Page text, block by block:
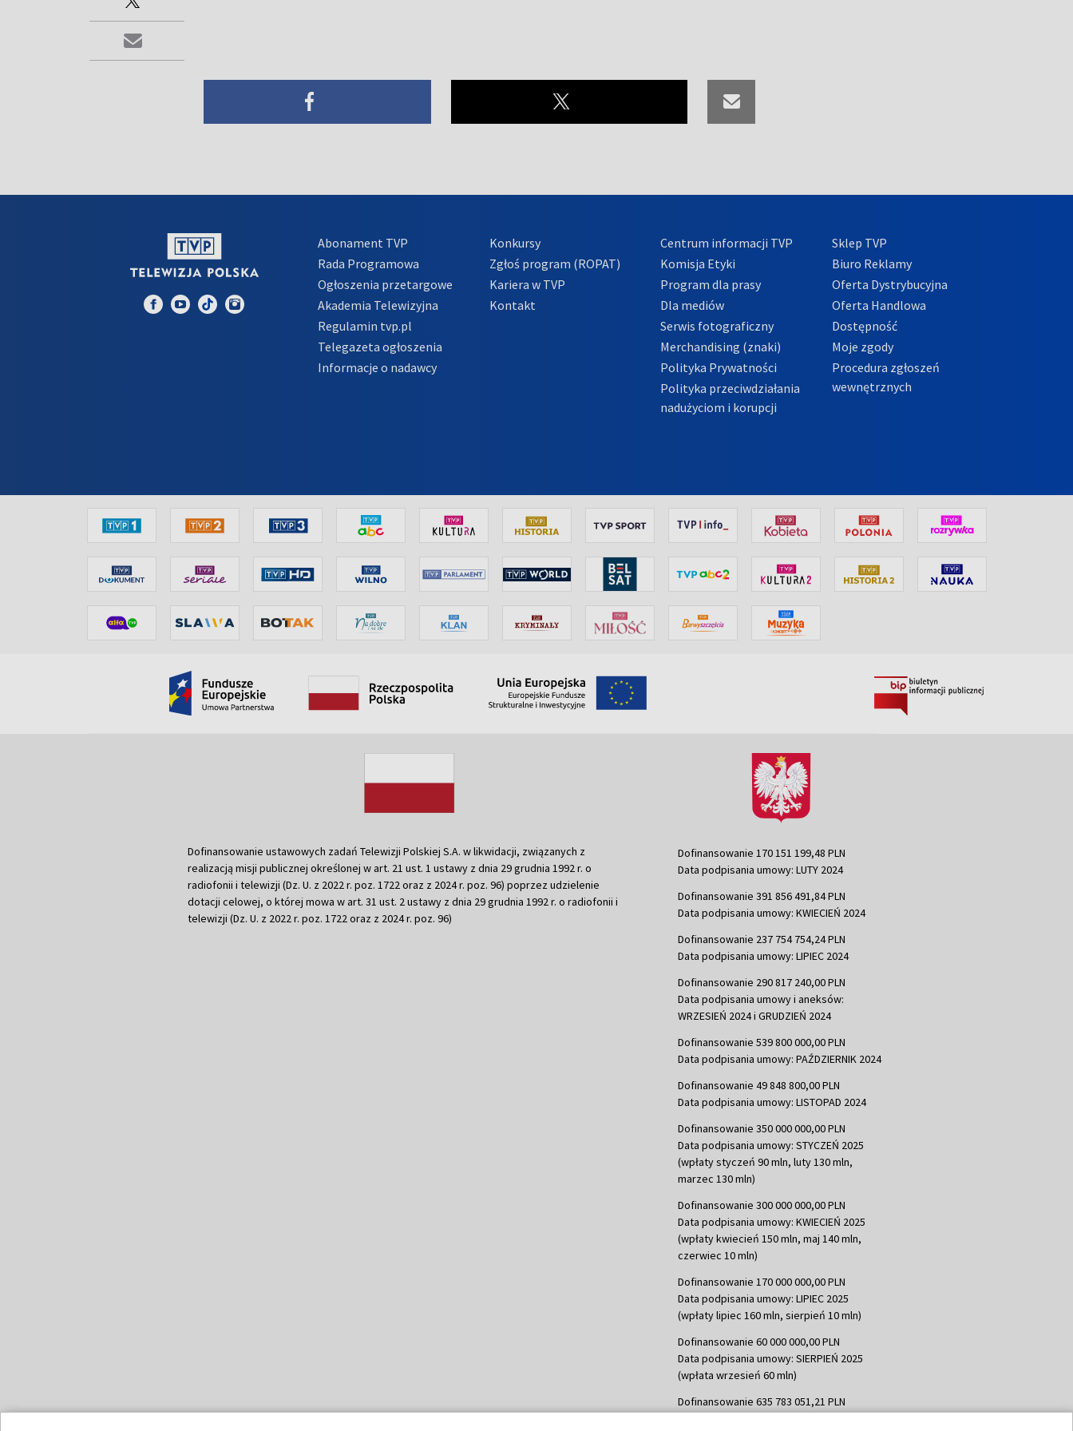
Abonament TVP
Rada Programowa
Ogłoszenia przetargowe
Akademia Telewizyjna
Regulamin tvp.pl
Telegazeta ogłoszenia
Informacje o nadawcy
Konkursy
Zgłoś program (ROPAT)
Kariera w TVP
Kontakt
Centrum informacji TVP
Komisja Etyki
Program dla prasy
Dla mediów
Serwis fotograficzny
Merchandising (znaki)
Polityka Prywatności
Polityka przeciwdziałania
nadużyciom i korupcji
Sklep TVP
Biuro Reklamy
Oferta Dystrybucyjna
Oferta Handlowa
Dostępność
Moje zgody
Procedura zgłoszeń
wewnętrznych
Dofinansowanie ustawowych zadań Telewizji Polskiej S.A. w likwidacji, związanych z
realizacją misji publicznej określonej w art. 21 ust. 1 ustawy z dnia 29 grudnia 1992 r. o
radiofonii i telewizji (Dz. U. z 2022 r. poz. 1722 oraz z 2024 r. poz. 96) poprzez udzielenie
dotacji celowej, o której mowa w art. 31 ust. 2 ustawy z dnia 29 grudnia 1992 r. o radiofonii i
telewizji (Dz. U. z 2022 r. poz. 1722 oraz z 2024 r. poz. 96)
Dofinansowanie 170 151 199,48 PLN
Data podpisania umowy: LUTY 2024
Dofinansowanie 391 856 491,84 PLN
Data podpisania umowy: KWIECIEŃ 2024
Dofinansowanie 237 754 754,24 PLN
Data podpisania umowy: LIPIEC 2024
Dofinansowanie 290 817 240,00 PLN
Data podpisania umowy i aneksów:
WRZESIEŃ 2024 i GRUDZIEŃ 2024
Dofinansowanie 539 800 000,00 PLN
Data podpisania umowy: PAŹDZIERNIK 2024
Dofinansowanie 49 848 800,00 PLN
Data podpisania umowy: LISTOPAD 2024
Dofinansowanie 350 000 000,00 PLN
Data podpisania umowy: STYCZEŃ 2025
(wpłaty styczeń 90 mln, luty 130 mln,
marzec 130 mln)
Dofinansowanie 300 000 000,00 PLN
Data podpisania umowy: KWIECIEŃ 2025
(wpłaty kwiecień 150 mln, maj 140 mln,
czerwiec 10 mln)
Dofinansowanie 170 000 000,00 PLN
Data podpisania umowy: LIPIEC 2025
(wpłaty lipiec 160 mln, sierpień 10 mln)
Dofinansowanie 60 000 000,00 PLN
Data podpisania umowy: SIERPIEŃ 2025
(wpłata wrzesień 60 mln)
Dofinansowanie 635 783 051,21 PLN